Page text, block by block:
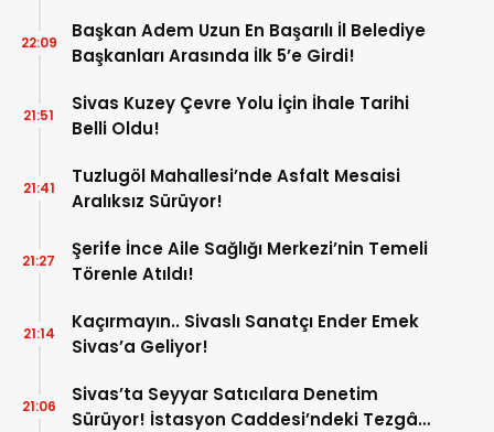
Başkan Adem Uzun En Başarılı İl Belediye
Başkanları Arasında İlk 5’e Girdi!
22:09
Sivas Kuzey Çevre Yolu İçin İhale Tarihi
Belli Oldu!
21:51
Tuzlugöl Mahallesi’nde Asfalt Mesaisi
Aralıksız Sürüyor!
21:41
Şerife İnce Aile Sağlığı Merkezi’nin Temeli
Törenle Atıldı!
21:27
Kaçırmayın.. Sivaslı Sanatçı Ender Emek
Sivas’a Geliyor!
21:14
Sivas’ta Seyyar Satıcılara Denetim
Sürüyor! İstasyon Caddesi’ndeki Tezgâh
21:06